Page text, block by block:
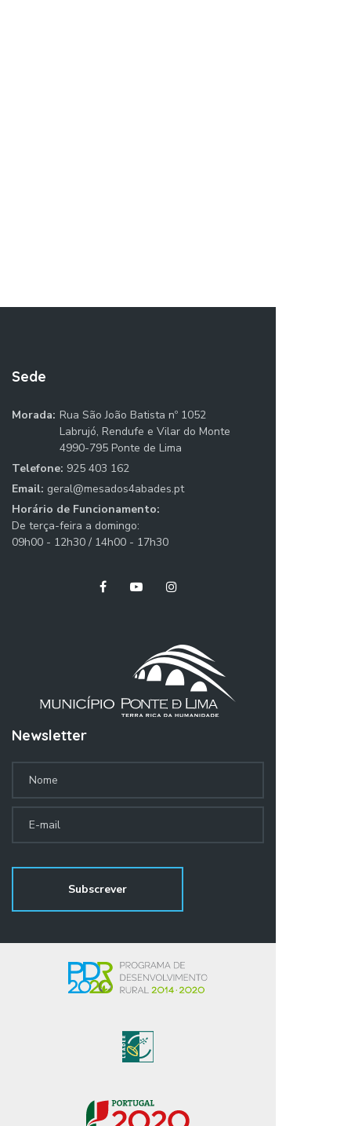
Sede
Morada: Rua São João Batista nº 1052
Labrujó, Rendufe e Vilar do Monte
4990-795 Ponte de Lima
Telefone: 925 403 162
Email: geral@mesados4abades.pt
Horário de Funcionamento:
De terça-feira a domingo:
09h00 - 12h30 / 14h00 - 17h30
Newsletter